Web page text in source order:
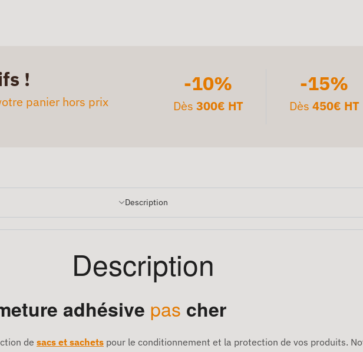
!
panier hors prix
-10%
Dès 300€ HT
-15%
Dès 450€ HT
Description
Description
adhésive pas cher
de sacs et sachets pour le conditionnement et la protection de vos produits.